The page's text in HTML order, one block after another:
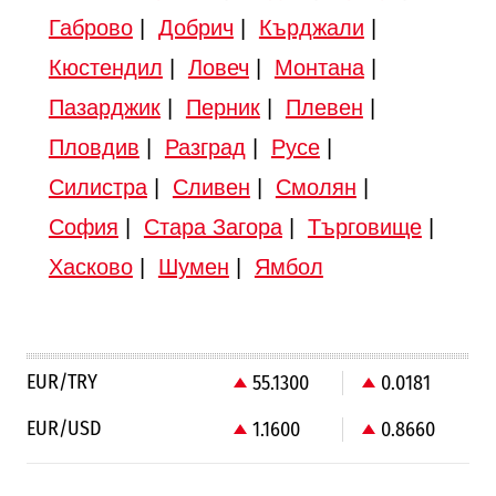
Габрово| Добрич Кърджали
Кюстендил
Ловеч Монтана|
Пазарджик| Перник| Плевен
Пловдив
Разград Русе|
Силистра| Сливен Смолян
София
Стара Загора| Търговище|
Хасково| Шумен Ямбол
EUR/TRY 55.1300
0.0181
EUR/USD
1.1600 0.8660